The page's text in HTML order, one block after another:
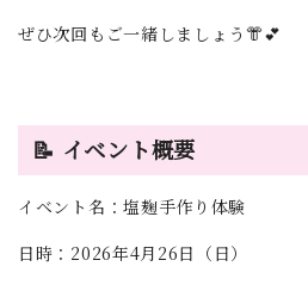
ぜひ次回もご一緒しましょう👘💕
📝 イベント概要
イベント名：塩麹手作り体験
日時：2026年4月26日（日）